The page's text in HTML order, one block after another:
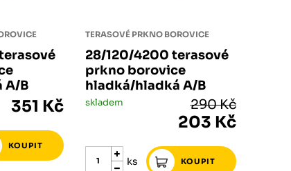
A/B
351 Kč
TERASOVÉ PRKNO BOROVICE
28/120/4200 terasové
prkno borovice
hladká/hladká A/B
skladem 290 Kč
203 Kč
ks